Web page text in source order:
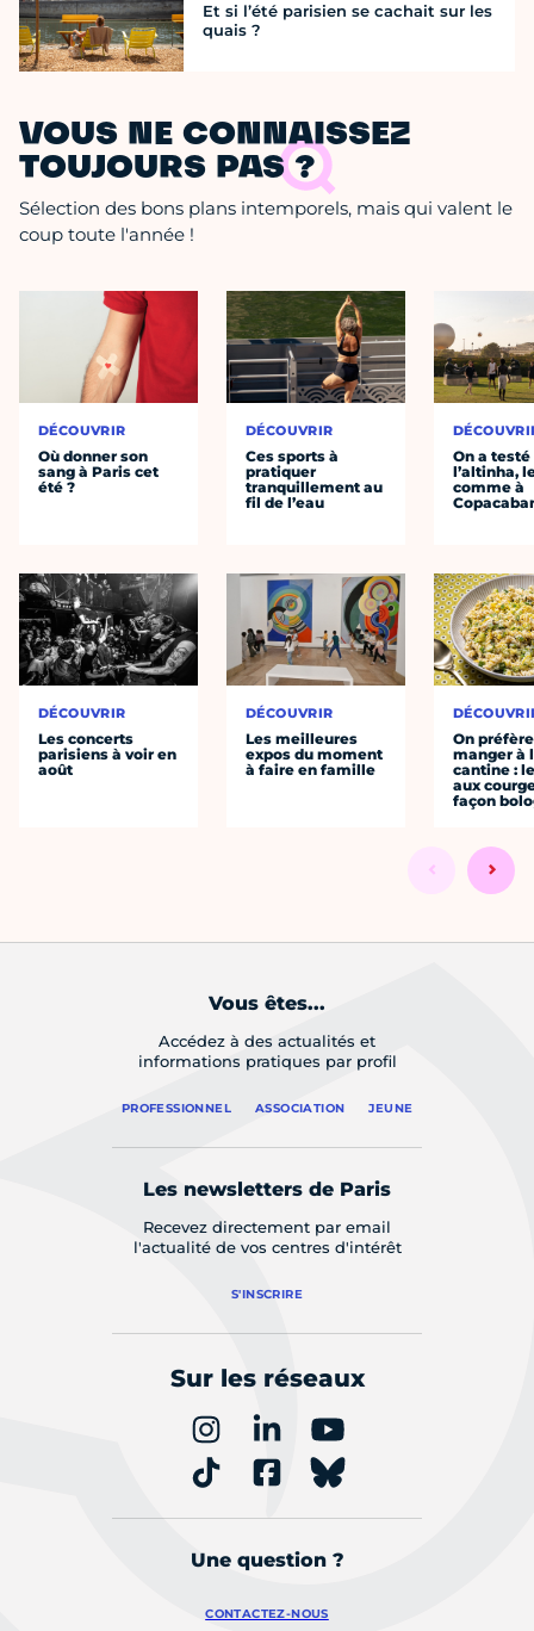
Et si l’été parisien se cachait sur les
quais ?
VOUS NE CONNAISSEZ
TOUJOURS PAS ?
Sélection des bons plans intemporels, mais qui valent le
coup toute l'année !
DÉCOUVRIR
Où donner son
sang à Paris cet
été ?
DÉCOUVRIR
Les concerts
parisiens à voir en
août
DÉCOUVRIR
Ces sports à
pratiquer
tranquillement au
fil de l’eau
DÉCOUVRIR
Les meilleures
expos du moment
à faire en famille
On a testé
l’altinha,
comme à
On préfère
manger à
cantine :
aux
façon
Vous êtes...
Accédez à des actualités et
informations pratiques par profil
PROFESSIONNEL ASSOCIATION JEUNE
Les newsletters de Paris
Recevez directement par email
l'actualité de vos centres d'intérêt
S'INSCRIRE
Sur les réseaux
Une question ?
CONTACTEZ-NOUS